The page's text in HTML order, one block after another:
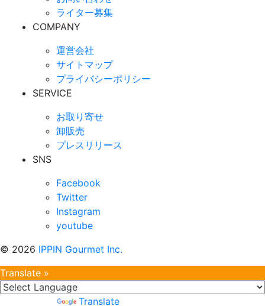
ライター募集
COMPANY
運営会社
サイトマップ
プライバシーポリシー
SERVICE
お取り寄せ
卸販売
プレスリリース
SNS
Facebook
Twitter
Instagram
youtube
© 2026 IPPIN Gourmet Inc.
Translate »
Translate